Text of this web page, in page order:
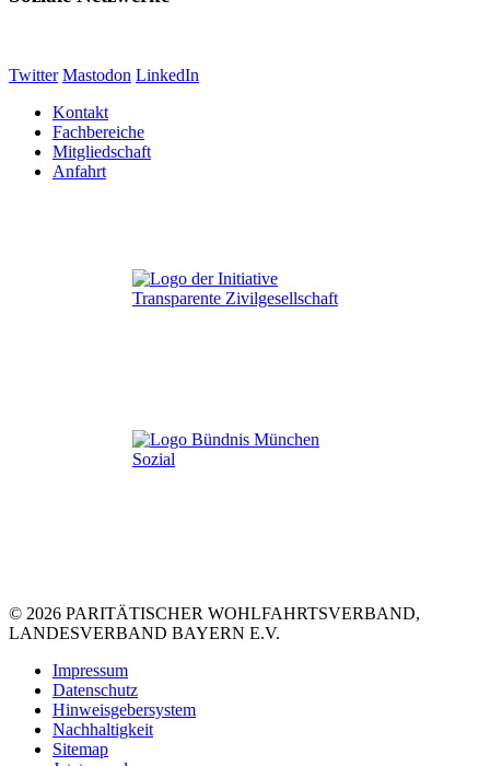
Twitter Mastodon LinkedIn
Kontakt
Fachbereiche
Mitgliedschaft
Anfahrt
© 2026 PARITÄTISCHER WOHLFAHRTSVERBAND,
LANDESVERBAND BAYERN E.V.
Impressum
Datenschutz
Hinweisgebersystem
Nachhaltigkeit
Sitemap